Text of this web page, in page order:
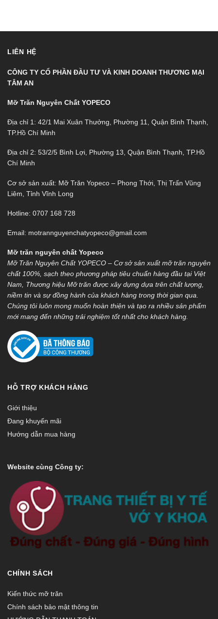
LIÊN HỆ
CÔNG TY CỔ PHẦN ĐẦU TƯ VÀ KINH DOANH THƯƠNG MẠI
TÂM AN
Mỡ Trăn Nguyên Chất YOPECO
Địa chỉ 1: 42/1 Mai Xuân Thưởng, Phường 11, Quận Bình Thạnh,
TP.Hồ Chí Minh
Địa chỉ 2: 53/2/5 Bình Lợi, Phường 13, Quận Bình Thạnh, TP.Hồ
Chí Minh
Cơ sở sản xuất: Mỡ Trăn Yopeco – Phong Thới, Thị Trấn Vũng
Liêm, Tỉnh Vĩnh Long
Hotline: 0707 168 728
Email: motrannguyenchatyopeco@gmail.com
Mỡ trăn nguyên chất Yopeco
Mỡ Trăn Nguyên Chất YOPECO – Cơ sở sản xuất mỡ trăn nguyên
chất 100%, sạch theo phương pháp tiêu chuẩn hàng đầu tại Việt
Nam, Thương hiệu Mỡ trăn được xây dựng dựa trên chất lượng,
niềm tin và sự đồng hành của khách hàng trong thời gian qua.
Chúng tôi luôn mong muốn hoàn thiện và tạo ra nhiều sản phẩm
mới mang đến những trải nghiệm tốt nhất cho khách hàng.
HỖ TRỢ KHÁCH HÀNG
Giới thiệu
Đang khuyến mãi
Hướng dẫn mua hàng
Website cùng Công ty:
CHÍNH SÁCH
Kiến thức mỡ trăn
Chính sách bảo mật thông tin